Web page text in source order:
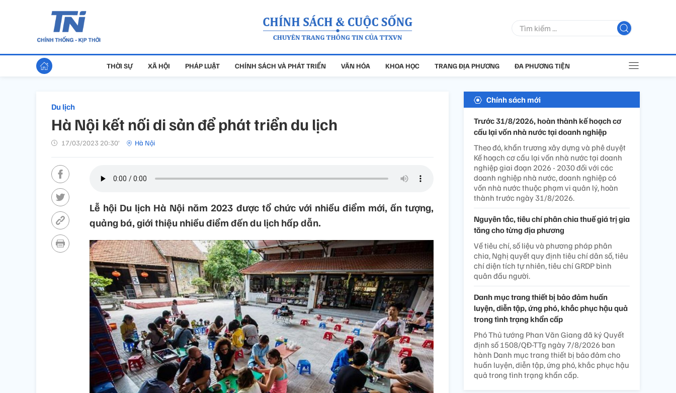
THỜI SỰ XÃ HỘI PHÁP LUẬT CHÍNH SÁCH VÀ PHÁT TRIỂN VĂN HÓA KHOA HỌC TRANG ĐỊA PHƯƠNG ĐA PHƯƠNG TIỆN
Du lịch
Hà Nội kết nối di sản để phát triển du lịch
17/03/2023 20:30’ Hà Nội
Lễ hội Du lịch Hà Nội năm 2023 được tổ chức với nhiều điểm mới, ấn tượng,
quảng bá, giới thiệu nhiều điểm đến du lịch hấp dẫn.
Chính sách mới
Trước 31/8/2026, hoàn thành kế hoạch cơ
cấu lại vốn nhà nước tại doanh nghiệp
Theo đó, khẩn trương xây dựng và phê duyệt
Kế hoạch cơ cấu lại vốn nhà nước tại doanh
nghiệp giai đoạn 2026 - 2030 đối với các
doanh nghiệp nhà nước, doanh nghiệp có
vốn nhà nước thuộc phạm vi quản lý, hoàn
thành trước ngày 31/8/2026.
Nguyên tắc, tiêu chí phân chia thuế giá trị gia
tăng cho từng địa phương
Về tiêu chí, số liệu và phương pháp phân
chia, Nghị quyết quy định tiêu chí dân số, tiêu
chí diện tích tự nhiên, tiêu chí GRDP bình
quân đầu người.
Danh mục trang thiết bị bảo đảm huấn
luyện, diễn tập, ứng phó, khắc phục hậu quả
trong tình trạng khẩn cấp
Phó Thủ tướng Phan Văn Giang đã ký Quyết
định số 1508/QĐ-TTg ngày 7/8/2026 ban
hành Danh mục trang thiết bị bảo đảm cho
huấn luyện, diễn tập, ứng phó, khắc phục hậu
quả trong tình trạng khẩn cấp.